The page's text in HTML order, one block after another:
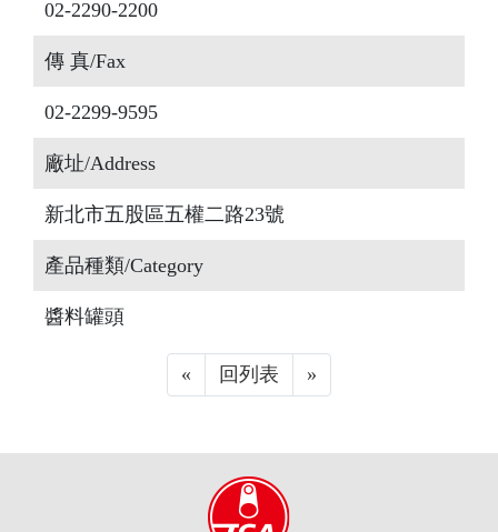
02-2290-2200
傳 真/Fax
02-2299-9595
廠址/Address
新北市五股區五權二路23號
產品種類/Category
醬料罐頭
« Previous
回列表 »